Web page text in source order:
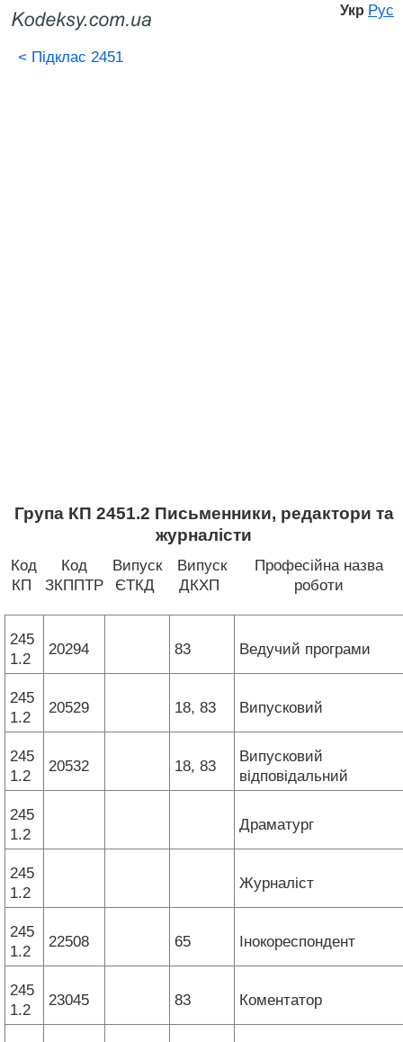
Укр Рус
< Підклас 2451
Група КП 2451.2 Письменники, редактори та
журналісти
Код
КП
Код
ЗКППТР
Випуск
ЄТКД
Випуск
ДКХП
Професійна назва
роботи
245
1.2
20294 83 Ведучий програми
245
1.2
20529 18, 83 Випусковий
245
1.2
20532 18, 83
Випусковий
відповідальний
245
1.2
Драматург
245
1.2
Журналіст
245
1.2
22508 65 Інокореспондент
245
1.2
23045 83 Коментатор